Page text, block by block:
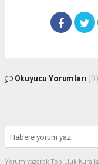
Okuyucu Yorumları (0)
Yorum yazarak Topluluk